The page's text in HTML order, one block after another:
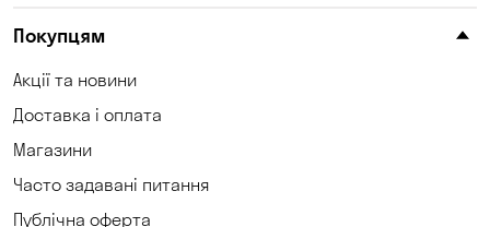
Котівка
Красносілка
Крюківщина
Покупцям
Акції та новини
Доставка і оплата
Магазини
Часто задавані питання
Публічна оферта